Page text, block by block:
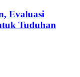
Evaluasi
Tuduhan